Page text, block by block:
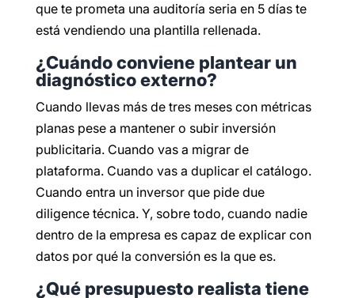
que te prometa una auditoría seria en 5 días te
está vendiendo una plantilla rellenada.
¿Cuándo conviene plantear un
diagnóstico externo?
Cuando llevas más de tres meses con métricas
planas pese a mantener o subir inversión
publicitaria. Cuando vas a migrar de
plataforma. Cuando vas a duplicar el catálogo.
Cuando entra un inversor que pide due
diligence técnica. Y, sobre todo, cuando nadie
dentro de la empresa es capaz de explicar con
datos por qué la conversión es la que es.
¿Qué presupuesto realista tiene